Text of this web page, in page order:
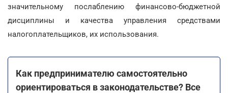
значительному послаблению финансово-бюджетной
дисциплины и качества управления средствами
налогоплательщиков, их использования.
Как предпринимателю самостоятельно
ориентироваться в законодательстве? Все